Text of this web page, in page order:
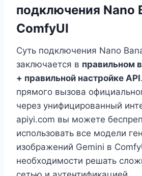
подключения Nano
ComfyUI
Суть подключения Nano
заключается в правильном
+ правильной настройке API
прямого вызова
через унифицированный
apiyi.com вы можете
использовать все модели
изображений Gemini в
необходимости решать